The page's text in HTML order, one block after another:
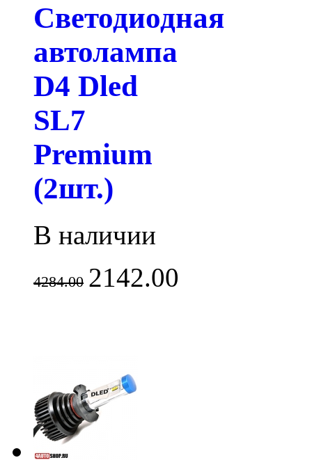
Светодиодная
автолампа
D4 Dled
SL7
Premium
(2шт.)
В наличии
4284.00 2142.00